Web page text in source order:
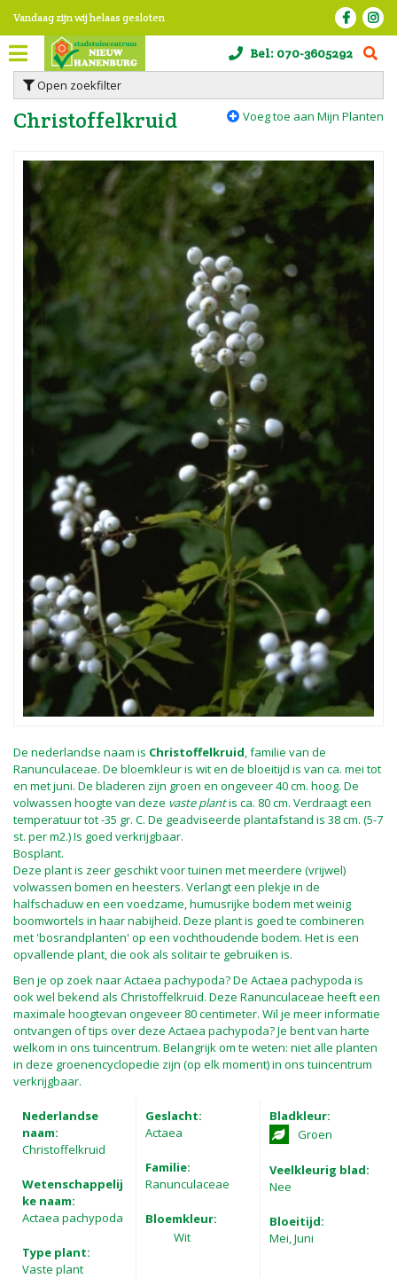
n
Vandaag zijn wij helaas gesloten
Bel: 070-3605292
Open zoekfilter
Christoffelkruid Voeg toe aan Mijn Planten
De nederlandse naam is Christoffelkruid, familie van de
Ranunculaceae. De bloemkleur is wit en de bloeitijd is van ca. mei tot
en met juni. De bladeren zijn groen en ongeveer 40 cm. hoog. De
volwassen hoogte van deze vaste plantis ca. 80 cm. Verdraagt een
temperatuur tot -35 gr. C. De geadviseerde plantafstand is 38 cm. (5-7
st. per m2.) Is goed verkrijgbaar.
Bosplant.
Deze plant is zeer geschikt voor tuinen met meerdere (vrijwel)
volwassen bomen en heesters. Verlangt een plekje in de
halfschaduw en een voedzame, humusrijke bodem met weinig
boomwortels in haar nabijheid. Deze plant is goed te combineren
met 'bosrandplanten' op een vochthoudende bodem. Het is een
opvallende plant, die ook als solitair te gebruiken is.
Ben je op zoek naar Actaea pachypoda? De Actaea pachypoda is
ook wel bekend als Christoffelkruid. Deze Ranunculaceae heeft een
maximale hoogtevan ongeveer 80 centimeter. Wil je meer informatie
ontvangen of tips over deze Actaea pachypoda? Je bent van harte
welkom in ons tuincentrum. Belangrijk om te weten: niet alle planten
in deze groenencyclopedie zijn (op elk moment) in ons tuincentrum
verkrijgbaar.
Nederlandse
naam:
Christoffelkruid
Wetenschappelij
ke naam:
Actaea pachypoda
Type plant:
Vaste plant
Geslacht:
Actaea
Familie:
Ranunculaceae
Bloemkleur:
Wit
Bladkleur:
Groen
Veelkleurig blad:
Nee
Bloeitijd:
Mei, Juni